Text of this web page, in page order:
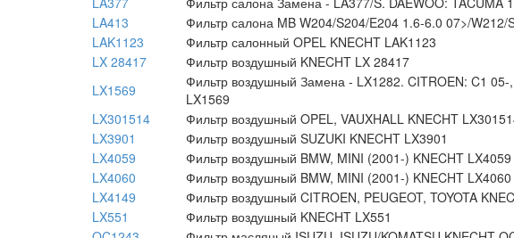
LA413
Фильтр салона MB W204/S204/E204 1.6-6.0 07>/
LAK1123
Фильтр салонный OPEL KNECHT LAK1123
LX 28417
Фильтр воздушный KNECHT LX 28417
LX1569
Фильтр воздушный Замена - LX1282. CITROEN: C1
LX1569
LX301514
Фильтр воздушный OPEL, VAUXHALL KNECHT
LX3901
Фильтр воздушный SUZUKI KNECHT LX3901
LX4059
Фильтр воздушный BMW, MINI (2001-) KNECHT LX4059
LX4060
Фильтр воздушный BMW, MINI (2001-) KNECHT LX4060
LX4149
Фильтр воздушный CITROEN, PEUGEOT, TOYOTA
LX551
Фильтр воздушный KNECHT LX551